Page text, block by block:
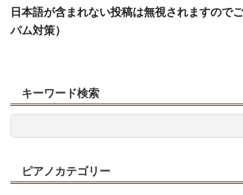
日本語が含まれない投稿は無視されますので
パム対策）
キーワード検索
ピアノカテゴリー